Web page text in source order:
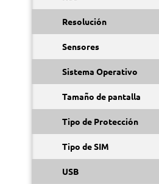
Resolución
Sensores
Sistema Operativo
Tamaño de pantalla
Tipo de Protección
Tipo de SIM
USB